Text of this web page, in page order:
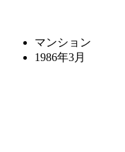
マンション
1986年3月